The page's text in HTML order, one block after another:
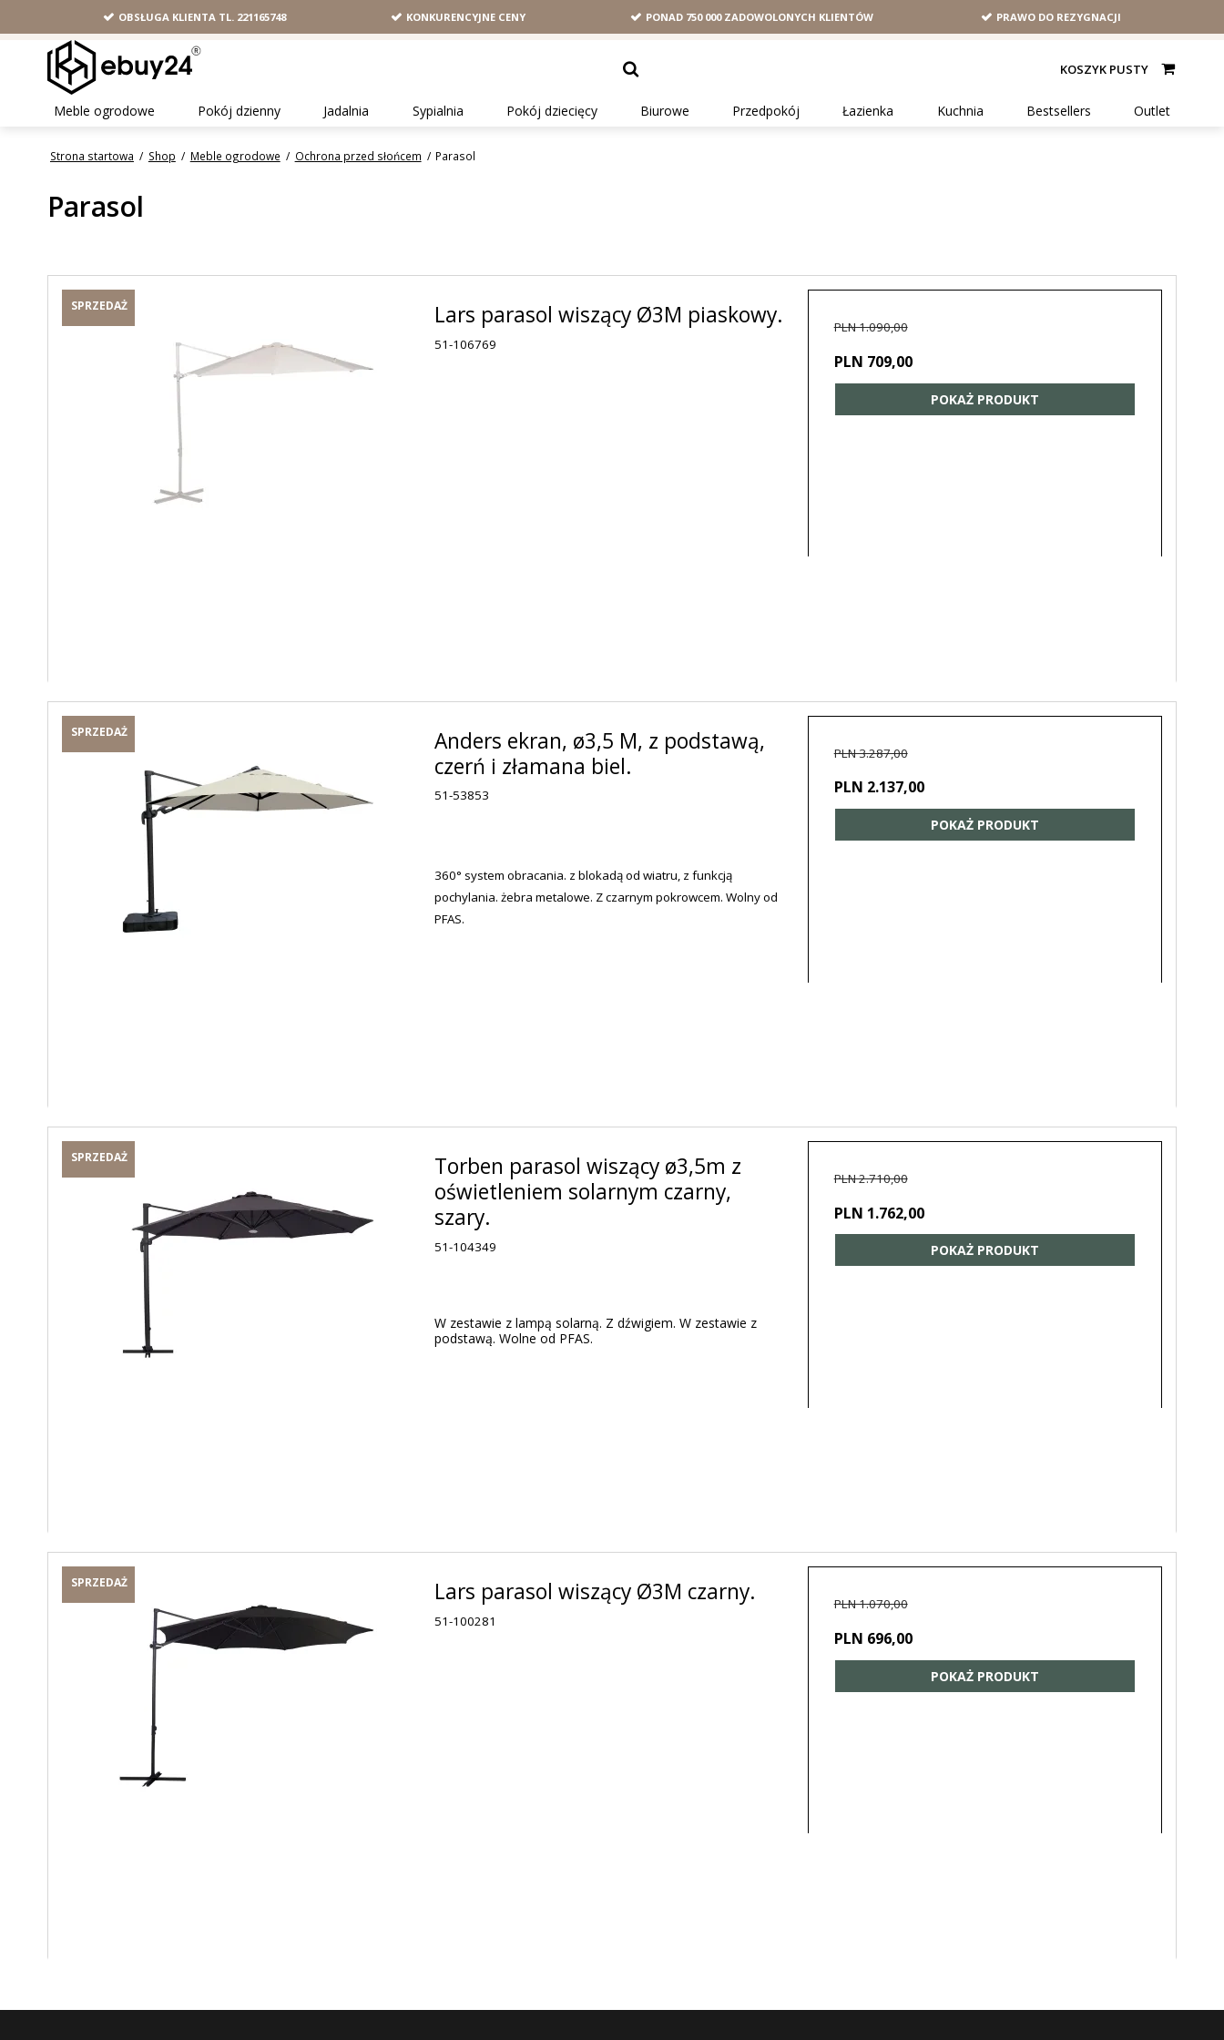
OBSŁUGA KLIENTA TL. 221165748 KONKURENCYJNE CENY PONAD 750 000 ZADOWOLONYCH KLIENTÓW PRAWO DO REZYGNACJI
KOSZYK PUSTY
Meble ogrodowe Pokój dzienny Jadalnia Sypialnia Pokój dziecięcy Biurowe Przedpokój Łazienka Kuchnia Bestsellers Outlet
Strona startowa / Shop / Meble ogrodowe / Ochrona przed słońcem / Parasol
Parasol
SPRZEDAŻ Lars parasol wiszący Ø3M piaskowy.
51-106769
PLN 1.090,00
PLN 709,00
POKAŻ PRODUKT
SPRZEDAŻ
Anders ekran, ø3,5 M, z podstawą,
czerń i złamana biel.
51-53853
360° system obracania. z blokadą od wiatru, z funkcją
pochylania. żebra metalowe. Z czarnym pokrowcem. Wolny od
PFAS.
PLN 3.287,00
PLN 2.137,00
POKAŻ PRODUKT
SPRZEDAŻ
Torben parasol wiszący ø3,5m z
oświetleniem solarnym czarny,
szary.
51-104349
W zestawie z lampą solarną. Z dźwigiem. W zestawie z
podstawą. Wolne od PFAS.
PLN 2.710,00
PLN 1.762,00
POKAŻ PRODUKT
SPRZEDAŻ Lars parasol wiszący Ø3M czarny.
51-100281
PLN 1.070,00
PLN 696,00
POKAŻ PRODUKT